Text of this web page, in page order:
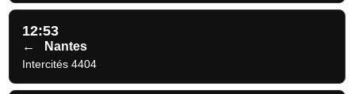
12:53
← Nantes
Intercités 4404